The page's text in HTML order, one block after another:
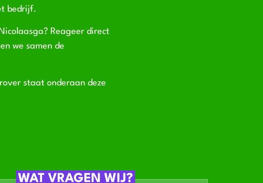
bedrijf.
Reageer direct
we samen de
staat onderaan deze
WAT VRAGEN WIJ?